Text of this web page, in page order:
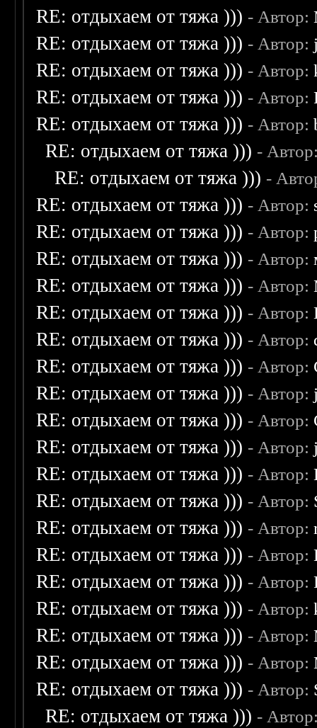
RE: отдыхаем от тяжа ))) - Автор:
RE: отдыхаем от тяжа ))) - Автор:
RE: отдыхаем от тяжа ))) - Автор:
RE: отдыхаем от тяжа ))) - Автор:
RE: отдыхаем от тяжа ))) - Автор:
RE: отдыхаем от тяжа ))) -
RE: отдыхаем от тяжа ))) -
RE: отдыхаем от тяжа ))) - Автор:
RE: отдыхаем от тяжа ))) - Автор:
RE: отдыхаем от тяжа ))) - Автор:
RE: отдыхаем от тяжа ))) - Автор:
RE: отдыхаем от тяжа ))) - Автор:
RE: отдыхаем от тяжа ))) - Автор:
RE: отдыхаем от тяжа ))) - Автор:
RE: отдыхаем от тяжа ))) - Автор:
RE: отдыхаем от тяжа ))) - Автор:
RE: отдыхаем от тяжа ))) - Автор:
RE: отдыхаем от тяжа ))) - Автор:
RE: отдыхаем от тяжа ))) - Автор:
RE: отдыхаем от тяжа ))) - Автор:
RE: отдыхаем от тяжа ))) - Автор:
RE: отдыхаем от тяжа ))) - Автор:
RE: отдыхаем от тяжа ))) - Автор:
RE: отдыхаем от тяжа ))) - Автор:
RE: отдыхаем от тяжа ))) - Автор:
RE: отдыхаем от тяжа ))) - Автор:
RE: отдыхаем от тяжа ))) -